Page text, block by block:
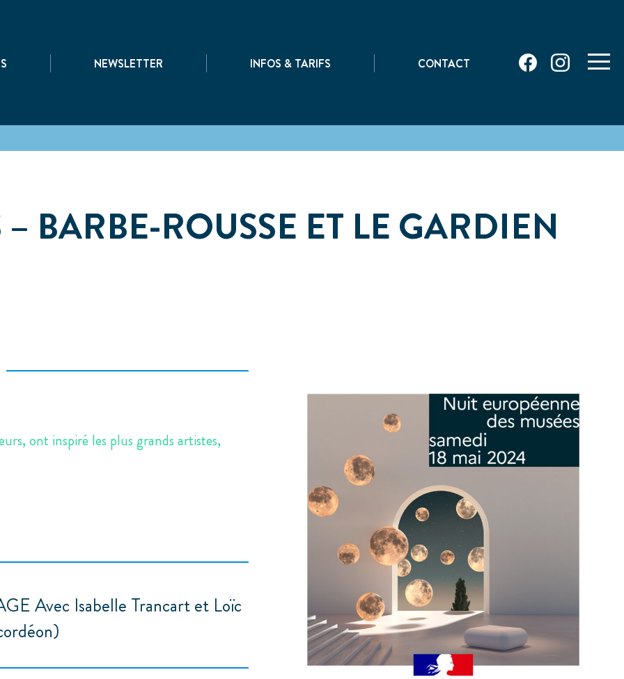
| NEWSLETTER | INFOS & TARIFS | CONTACT
toggle
BARBE-ROUSSE ET LE GARDIEN
ont inspiré les plus grands artistes,
Avec Isabelle Trancart et Loïc